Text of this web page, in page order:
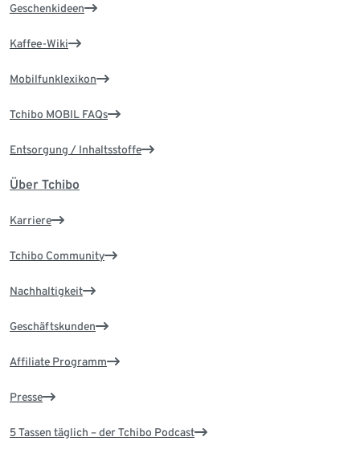
Geschenkideen
Kaffee-Wiki
Mobilfunklexikon
Tchibo MOBIL FAQs
Entsorgung / Inhaltsstoffe
Über Tchibo
Karriere
Tchibo Community
Nachhaltigkeit
Geschäftskunden
Affiliate Programm
Presse
5 Tassen täglich – der Tchibo Podcast